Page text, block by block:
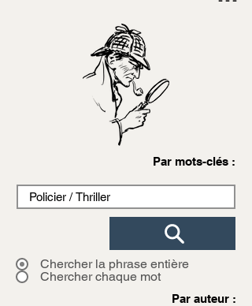
Par mots-clés :
Chercher la phrase entière
Chercher chaque mot
Par auteur :